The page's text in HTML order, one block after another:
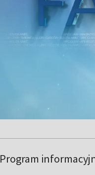
Program